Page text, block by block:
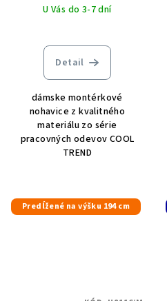
U Vás do 3-7 dní
Detail
dámske montérkové
nohavice z kvalitného
materiálu zo série
pracovných odevov COOL
TREND
Predĺžené na výšku 194 cm